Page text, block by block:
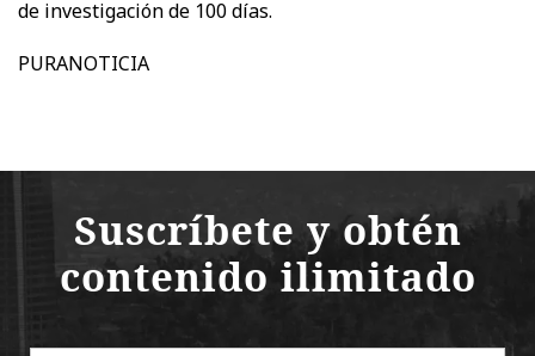
de investigación de 100 días.
PURANOTICIA